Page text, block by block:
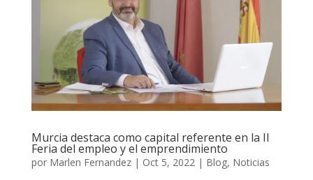
Murcia destaca como capital referente en la II
Feria del empleo y el emprendimiento
por Marlen Fernandez| Oct 5, 2022| Blog, Noticias